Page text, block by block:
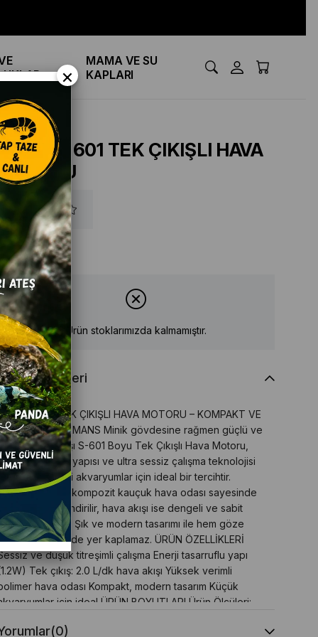
MAMA VE SU
KAPLARI
S-601 TEK ÇIKIŞLI HAVA
₺450,00
Ürün stoklarımızda kalmamıştır.
Özellikleri
601 BOYU TEK ÇIKIŞLI HAVA MOTORU – KOMPAKT VE
PERFORMANS Minik gövdesine rağmen güçlü ve
hava akışı S-601 Boyu Tek Çıkışlı Hava Motoru,
tasarruflu yapısı ve ultra sessiz çalışma teknolojisi
ile küçük hacimli akvaryumlar için ideal bir tercihtir.
polimer kompozit kauçuk hava odası sayesinde
titreşim en aza indirilir, hava akışı ise dengeli ve sabit
sağlanır. Şık ve modern tasarımı ile hem göze
eder hem de yer kaplamaz. ÜRÜN ÖZELLİKLERİ
ve düşük titreşimli çalışma Enerji tasarruflu yapı
Tek çıkış: 2.0 L/dk hava akışı Yüksek verimli
hava odası Kompakt, modern tasarım Küçük
için ideal ÜRÜN BOYUTLARI Ürün Ölçüleri:
/ 115V Frekans: 50 / 60 Hz Güç: 1.2 W Hava Basıncı:
(0)
×